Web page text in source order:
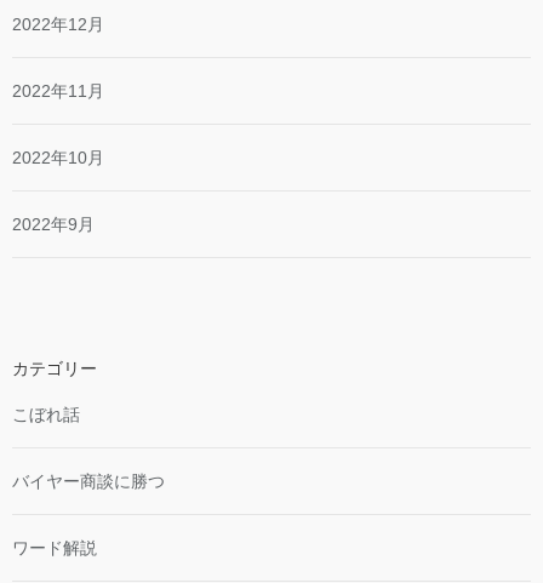
2022年12月
2022年11月
2022年10月
2022年9月
カテゴリー
こぼれ話
バイヤー商談に勝つ
ワード解説